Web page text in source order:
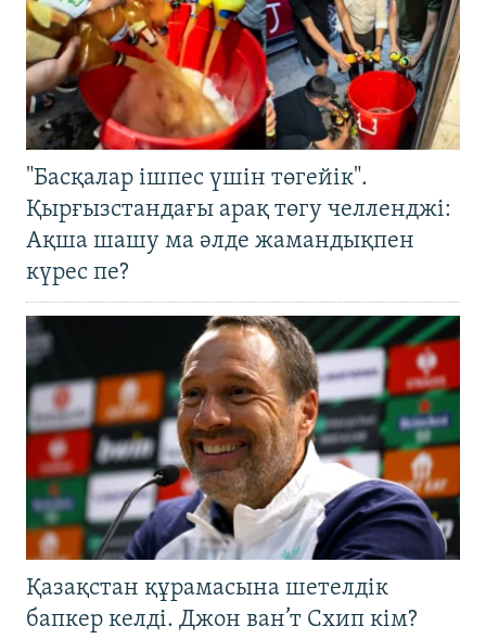
"Басқалар ішпес үшін төгейік".
Қырғызстандағы арақ төгу челленджі:
Ақша шашу ма әлде жамандықпен
күрес пе?
Қазақстан құрамасына шетелдік
бапкер келді. Джон ван’т Схип кім?